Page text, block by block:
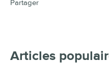
Partager
Articles